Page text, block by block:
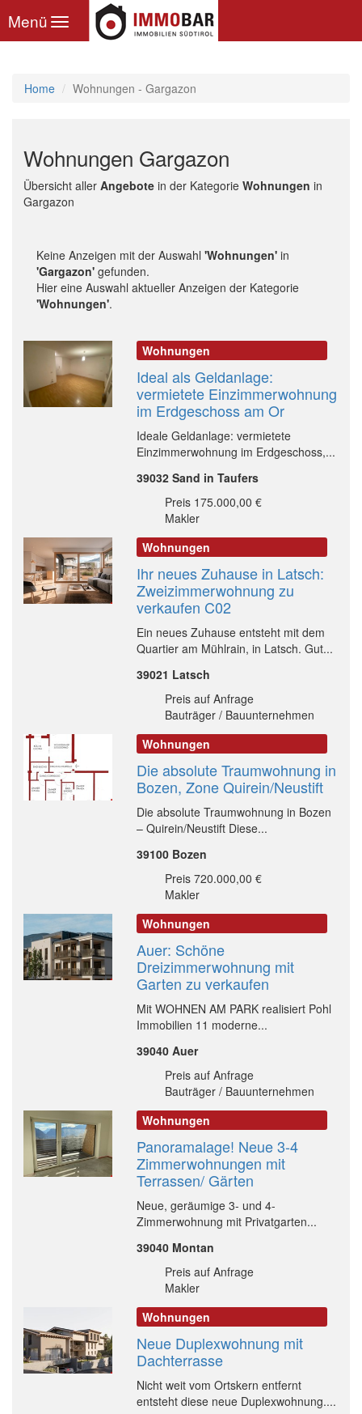
Toggle
navigation
Menü
Home Wohnungen - Gargazon
Wohnungen Gargazon
Übersicht aller Angebote in der Kategorie Wohnungen in
Gargazon
Keine Anzeigen mit der Auswahl 'Wohnungen' in
'Gargazon' gefunden.
Hier eine Auswahl aktueller Anzeigen der Kategorie
'Wohnungen'.
Wohnungen
Ideal als Geldanlage:
vermietete Einzimmerwohnung
im Erdgeschoss am Or
Ideale Geldanlage: vermietete
Einzimmerwohnung im Erdgeschoss,...
39032 Sand in Taufers
Preis 175.000,00 €
Makler
Wohnungen
Ihr neues Zuhause in Latsch:
Zweizimmerwohnung zu
verkaufen C02
Ein neues Zuhause entsteht mit dem
Quartier am Mühlrain, in Latsch. Gut...
39021 Latsch
Preis auf Anfrage
Bauträger / Bauunternehmen
Wohnungen
Die absolute Traumwohnung in
Bozen, Zone Quirein/Neustift
Die absolute Traumwohnung in Bozen
– Quirein/Neustift Diese...
39100 Bozen
Preis 720.000,00 €
Makler
Wohnungen
Auer: Schöne
Dreizimmerwohnung mit
Garten zu verkaufen
Mit WOHNEN AM PARK realisiert Pohl
Immobilien 11 moderne...
39040 Auer
Preis auf Anfrage
Bauträger / Bauunternehmen
Wohnungen
Panoramalage! Neue 3-4
Zimmerwohnungen mit
Terrassen/ Gärten
Neue, geräumige 3- und 4-
Zimmerwohnung mit Privatgarten...
39040 Montan
Preis auf Anfrage
Makler
Wohnungen
Neue Duplexwohnung mit
Dachterrasse
Nicht weit vom Ortskern entfernt
entsteht diese neue Duplexwohnung....